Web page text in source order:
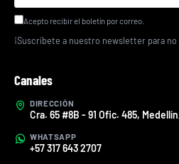
Acepto recibir el boletín por correo.
¡Suscríbete a nuestro newsletter para
Canales
DIRECCIÓN
Cra. 65 #8B - 91 Ofic. 485,
WHATSAPP
+57 317 643 2707